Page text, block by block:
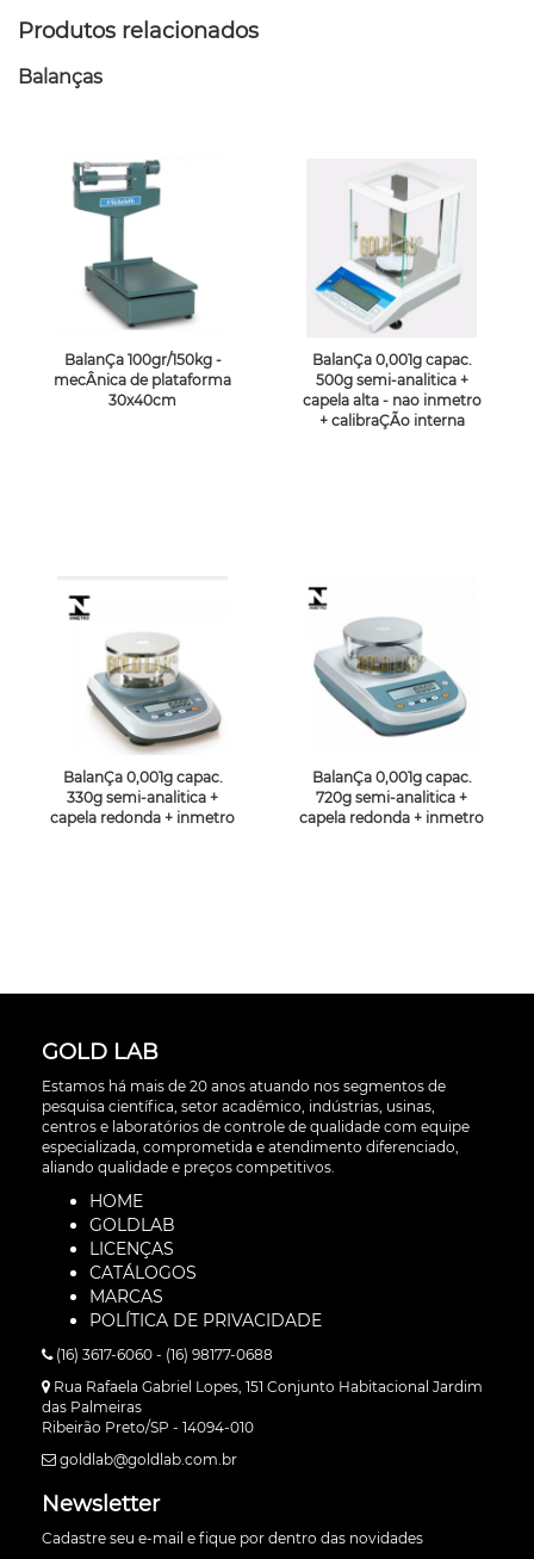
Produtos relacionados
Balanças
BalanÇa 100gr/150kg -
mecÂnica de plataforma
30x40cm
BalanÇa 0,001g capac.
500g semi-analitica +
capela alta - nao inmetro
+ calibraÇÃo interna
BalanÇa 0,001g capac.
330g semi-analitica +
capela redonda + inmetro
BalanÇa 0,001g capac.
720g semi-analitica +
capela redonda + inmetro
GOLD LAB
Estamos há mais de 20 anos atuando nos segmentos de
pesquisa científica, setor acadêmico, indústrias, usinas,
centros e laboratórios de controle de qualidade com equipe
especializada, comprometida e atendimento diferenciado,
aliando qualidade e preços competitivos.
HOME
GOLDLAB
LICENÇAS
CATÁLOGOS
MARCAS
POLÍTICA DE PRIVACIDADE
(16) 3617-6060 - (16) 98177-0688
Rua Rafaela Gabriel Lopes, 151 Conjunto Habitacional Jardim
das Palmeiras
Ribeirão Preto/SP - 14094-010
goldlab@goldlab.com.br
Newsletter
Cadastre seu e-mail e fique por dentro das novidades